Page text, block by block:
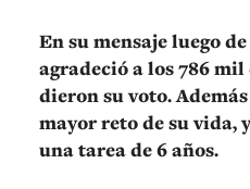
En su mensaje luego
agradeció a los 786
dieron su voto.
mayor reto de su vida,
una tarea de 6 años.